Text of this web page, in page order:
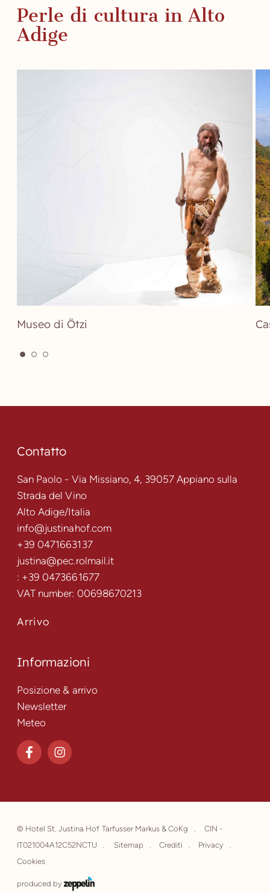
Perle di cultura in Alto
Adige
Museo di Ötzi
Contatto
San Paolo - Via Missiano, 4, 39057 Appiano sulla
Strada del Vino
Alto Adige/Italia
info@justinahof.com
+39 0471663137
justina@pec.rolmail.it
: +39 0473661677
VAT number: 00698670213
Arrivo
Informazioni
Posizione & arrivo
Newsletter
Meteo
© Hotel St. Justina Hof Tarfusser Markus & CoKg
CIN -
IT021004A12C52NCTU
Sitemap Crediti
Privacy
Cookies
produced by